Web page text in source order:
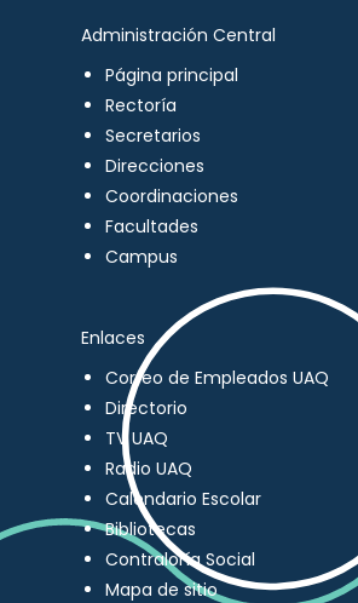
Administración Central
Página principal
Rectoría
Secretarios
Direcciones
Coordinaciones
Facultades
Campus
Enlaces
Correo de Empleados UAQ
Directorio
TV UAQ
Radio UAQ
Calendario Escolar
Bibliotecas
Contraloría Social
Mapa de sitio